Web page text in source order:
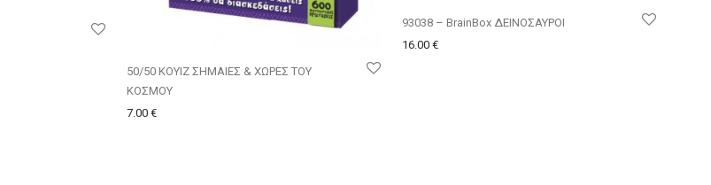
50/50 ΚΟΥΙΖ ΣΗΜΑΙΕΣ & ΧΩΡΕΣ ΤΟΥ
ΚΟΣΜΟΥ
7.00 €
93038 – BrainBox ΔΕΙΝΟΣΑΥΡΟΙ
16.00 €